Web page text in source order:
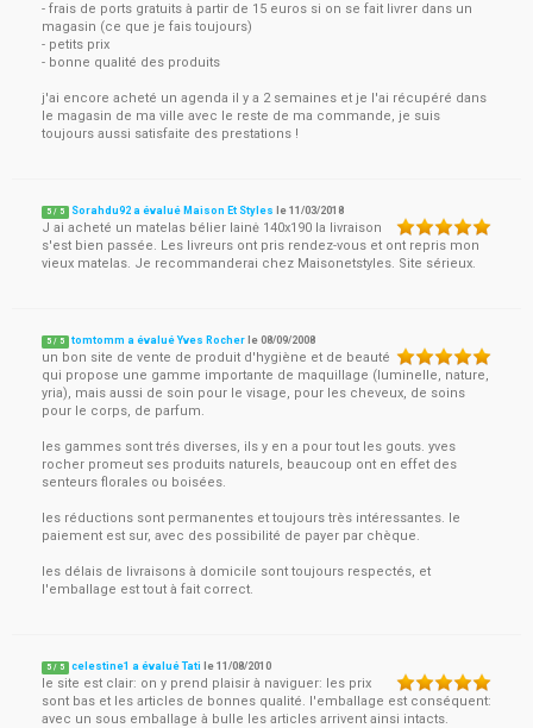
- frais de ports gratuits à partir de 15 euros si on se fait livrer dans un
magasin (ce que je fais toujours)
- petits prix
- bonne qualité des produits
j'ai encore acheté un agenda il y a 2 semaines et je l'ai récupéré dans
le magasin de ma ville avec le reste de ma commande, je suis
toujours aussi satisfaite des prestations !
5 / 5 Sorahdu92 a évalué Maison Et Styles le11/03/2018
J ai acheté un matelas bélier lainė 140x190 la livraison
s'est bien passée. Les livreurs ont pris rendez-vous et ont repris mon
vieux matelas. Je recommanderai chez Maisonetstyles. Site sérieux.
5 / 5 tomtomm a évalué Yves Rocher le08/09/2008
un bon site de vente de produit d'hygiène et de beauté
qui propose une gamme importante de maquillage (luminelle, nature,
yria), mais aussi de soin pour le visage, pour les cheveux, de soins
pour le corps, de parfum.
les gammes sont trés diverses, ils y en a pour tout les gouts. yves
rocher promeut ses produits naturels, beaucoup ont en effet des
senteurs florales ou boisées.
les réductions sont permanentes et toujours très intéressantes. le
paiement est sur, avec des possibilité de payer par chèque.
les délais de livraisons à domicile sont toujours respectés, et
l'emballage est tout à fait correct.
5 / 5 celestine1 a évalué Tati le11/08/2010
le site est clair: on y prend plaisir à naviguer: les prix
sont bas et les articles de bonnes qualité. l'emballage est conséquent:
avec un sous emballage à bulle les articles arrivent ainsi intacts.